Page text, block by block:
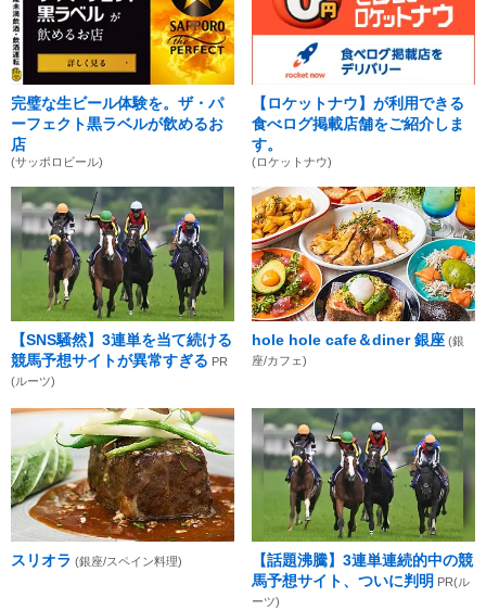
完璧な生ビール体験を。ザ・パ
ーフェクト黒ラベルが飲めるお
店
(サッポロビール)
【ロケットナウ】が利用できる
食べログ掲載店舗をご紹介しま
す。
(ロケットナウ)
【SNS騒然】3連単を当て続ける
競馬予想サイトが異常すぎる PR
(ルーツ)
hole hole cafe＆diner 銀座 (銀
座/カフェ)
スリオラ (銀座/スペイン料理)
【話題沸騰】3連単連続的中の競
馬予想サイト、ついに判明 PR(ル
ーツ)